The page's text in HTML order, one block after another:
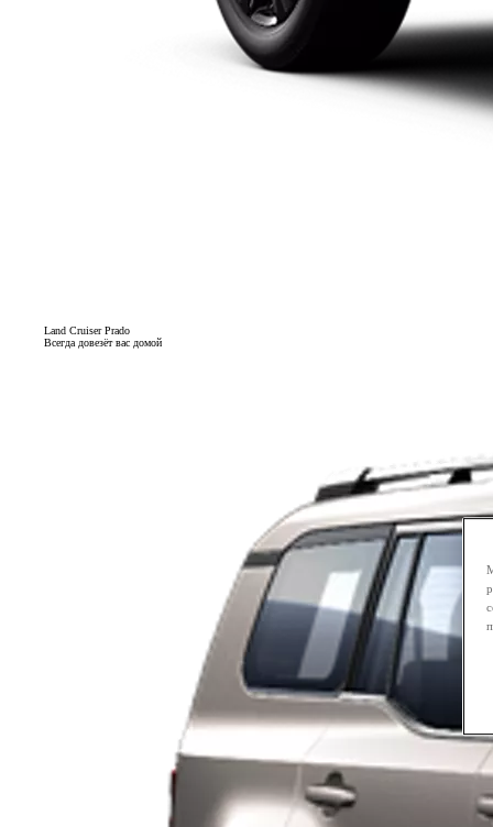
Land Cruiser Prado
Всегда довезёт вас домой